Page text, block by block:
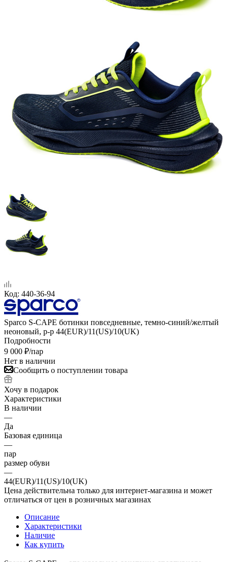
Код: 440-36-94
Sparco S-CAPE ботинки повседневные, темно-синий/желтый
неоновый, р-р 44(EUR)/11(US)/10(UK)
Подробности
9 000 ₽/пар
Нет в наличии
Сообщить о поступлении товара
Хочу в подарок
Характеристики
В наличии
—
Да
Базовая единица
—
пар
размер обуви
—
44(EUR)/11(US)/10(UK)
Цена действительна только для интернет-магазина и может
отличаться от цен в розничных магазинах
Описание
Характеристики
Наличие
Как купить